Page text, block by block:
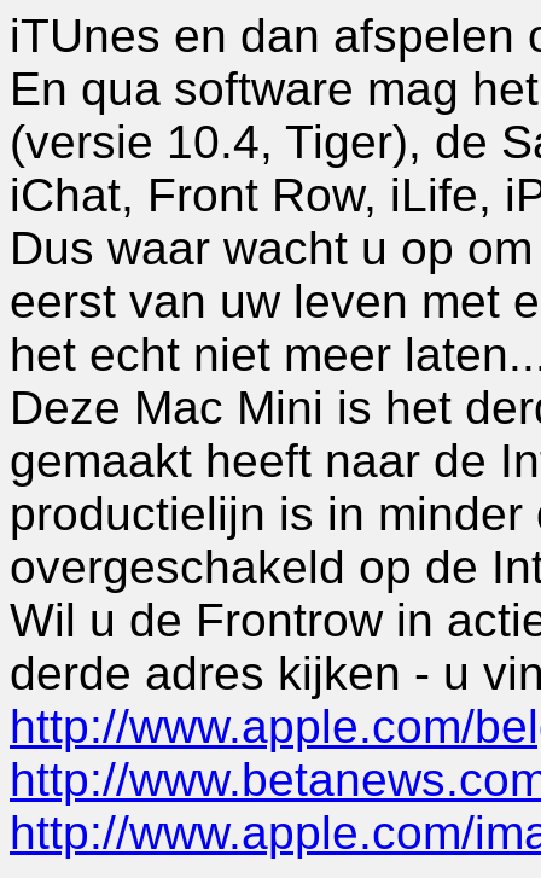
iTUnes en dan afspelen
En qua software mag
(versie 10.4, Tiger), de
iChat, Front Row, iLife,
Dus waar wacht u op
eerst van uw leven met
het echt niet meer
Deze Mac Mini is het
gemaakt heeft naar de
productielijn is in minder
overgeschakeld op de
Wil u de Frontrow in
derde adres kijken - u
http://www.apple.com/
http://
http://www.apple.com/